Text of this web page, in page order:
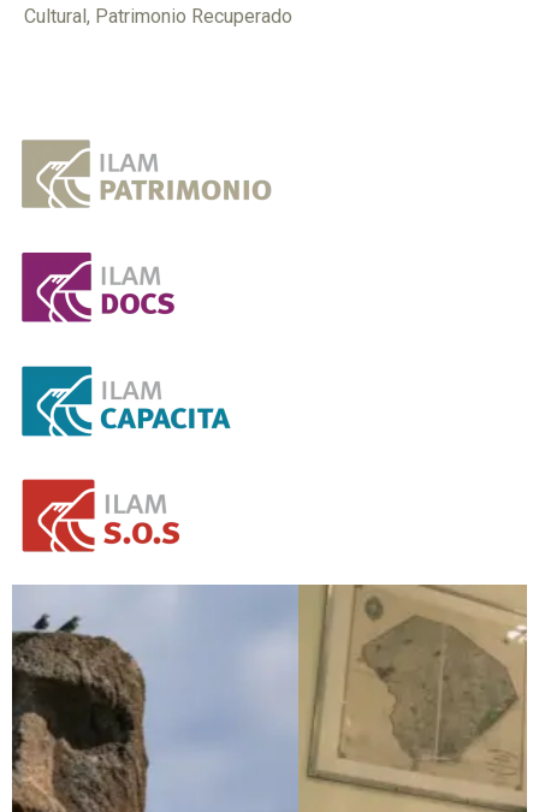
Cultural, Patrimonio Recuperado